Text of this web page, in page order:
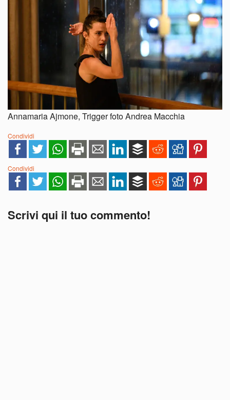
Annamaria Ajmone, Trigger foto Andrea Macchia
Condividi
Condividi
Scrivi qui il tuo commento!